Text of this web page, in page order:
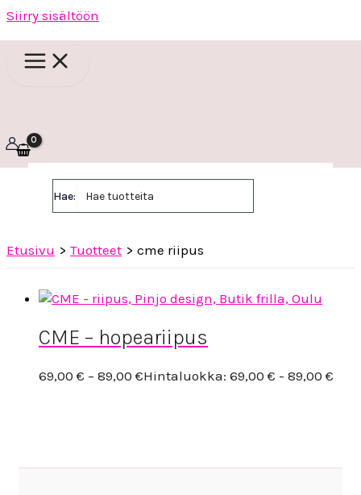
Siirry sisältöön
Hae:
Etusivu Tuotteet cme riipus
CME – hopeariipus
69,00 € – 89,00 €Hintaluokka: 69,00 € - 89,00 €